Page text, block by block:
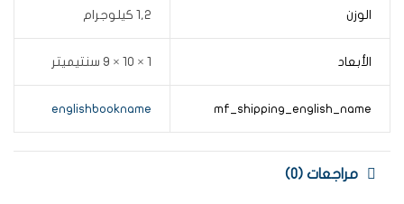
الوزن 1,2 كيلوجرام
الأبعاد 1 × 10 × 9 سنتيميتر
mf_shipping_english_name
englishbookname
مراجعات (0)